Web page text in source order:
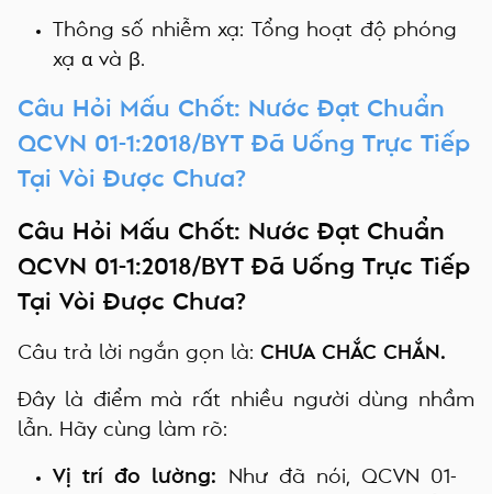
Thông số nhiễm xạ: Tổng hoạt độ phóng
xạ α và β.
Câu Hỏi Mấu Chốt: Nước Đạt Chuẩn
QCVN 01-1:2018/BYT Đã Uống Trực Tiếp
Tại Vòi Được Chưa?
Câu Hỏi Mấu Chốt: Nước Đạt Chuẩn
QCVN 01-1:2018/BYT Đã Uống Trực Tiếp
Tại Vòi Được Chưa?
Câu trả lời ngắn gọn là: CHƯA CHẮC CHẮN.
Đây là điểm mà rất nhiều người dùng nhầm
lẫn. Hãy cùng làm rõ:
Vị trí đo lường: Như đã nói, QCVN 01-